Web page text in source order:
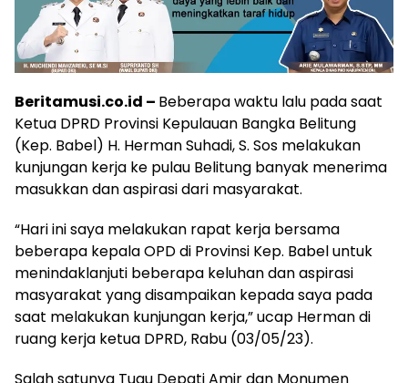
Beritamusi.co.id – Beberapa waktu lalu pada saat
Ketua DPRD Provinsi Kepulauan Bangka Belitung
(Kep. Babel) H. Herman Suhadi, S. Sos melakukan
kunjungan kerja ke pulau Belitung banyak menerima
masukkan dan aspirasi dari masyarakat.
“Hari ini saya melakukan rapat kerja bersama
beberapa kepala OPD di Provinsi Kep. Babel untuk
menindaklanjuti beberapa keluhan dan aspirasi
masyarakat yang disampaikan kepada saya pada
saat melakukan kunjungan kerja,” ucap Herman di
ruang kerja ketua DPRD, Rabu (03/05/23).